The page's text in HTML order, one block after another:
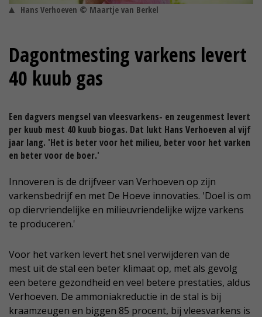
Hans Verhoeven © Maartje van Berkel
Dagontmesting varkens levert
40 kuub gas
Een dagvers mengsel van vleesvarkens- en zeugenmest levert
per kuub mest 40 kuub biogas. Dat lukt Hans Verhoeven al vijf
jaar lang. 'Het is beter voor het milieu, beter voor het varken
en beter voor de boer.'
Innoveren is de drijfveer van Verhoeven op zijn
varkensbedrijf en met De Hoeve innovaties. 'Doel is om
op diervriendelijke en milieuvriendelijke wijze varkens
te produceren.'
Voor het varken levert het snel verwijderen van de
mest uit de stal een beter klimaat op, met als gevolg
een betere gezondheid en veel betere prestaties, aldus
Verhoeven. De ammoniakreductie in de stal is bij
kraamzeugen en biggen 85 procent, bij vleesvarkens is